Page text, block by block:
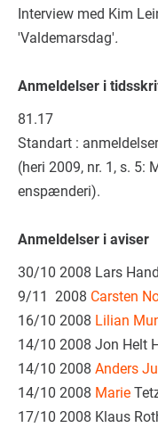
Interview med Kim
'Valdemarsdag'.
Anmeldelser i
81.17
Standart :
(heri 2009, nr. 1, s. 5:
enspænderi).
Anmeldelser i aviser
30/10 2008 Lars
9/11 2008 Carsten
16/10 2008 Lilian
14/10 2008 Jon Helt
14/10 2008 Anders
14/10 2008 Marie
17/10 2008 Klaus